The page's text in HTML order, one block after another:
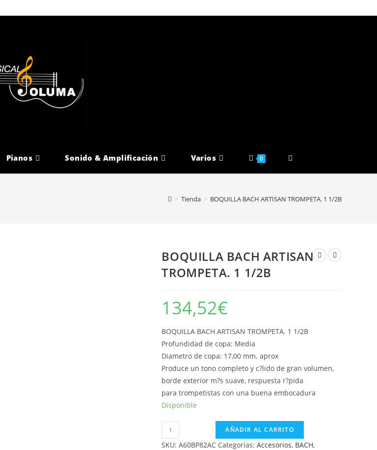
Pianos Sonido & Amplificación Varios 0 Alternar
La
> Tienda > BOQUILLA BACH ARTISAN TROMPETA. 1 1/2B
BOQUILLA BACH ARTISAN
TROMPETA. 1 1/2B
134,52€
BOQUILLA BACH ARTISAN TROMPETA. 1 1/2B
Profundidad de copa: Media
Diametro de copa: 17,00 mm. aprox
Produce un tono completo y c?lido de gran volumen,
borde exterior m?s suave, respuesta r?pida
para trompetistas con una buena embocadura
Disponible
BOQUILLA
BACH
AÑADIR AL CARRITO
SKU:A60BP82AC Categorías:Accesorios, BACH,